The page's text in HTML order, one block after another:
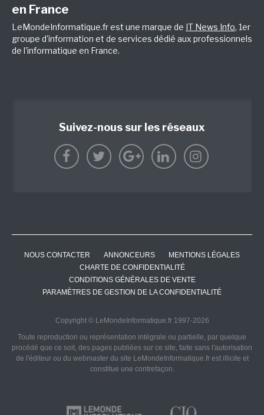
en France
LeMondeInformatique.fr est une marque de IT News Info, 1er
groupe d'information et de services dédié aux professionnels
de l'informatique en France.
Suivez-nous sur les réseaux
NOUS CONTACTER ANNONCEURS
MENTIONS LÉGALES
CHARTE DE CONFIDENTIALITÉ
CONDITIONS GÉNÉRALES DE VENTE
PARAMÈTRES DE GESTION DE LA CONFIDENTIALITÉ
Copyright © LeMondeInformatique.fr 1997-2026
Toute reproduction ou représentation intégrale ou partielle, par quelque
procédé que ce soit, des pages publiées sur ce site, faite sans l'autorisation
de l'éditeur ou du webmaster du site LeMondeInformatique.fr est illicite et
constitue une contrefaçon.